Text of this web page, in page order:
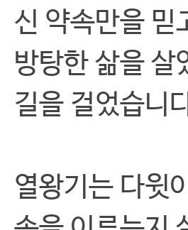
신 약속만을 믿
방탕한 삶을 살
길을 걸었습니
열왕기는 다윗